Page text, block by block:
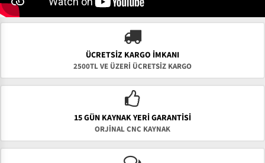
ÜCRETSIZ KARGO İMKANI
2500TL VE ÜZERİ ÜCRETSİZ KARGO
15 GÜN KAYNAK YERI GARANTISI
ORJİNAL CNC KAYNAK